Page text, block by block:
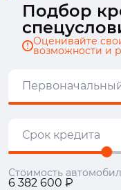
Подбор
Оценивайте
возможности и
Срок кредита
Стоимость
6 382 600 ₽